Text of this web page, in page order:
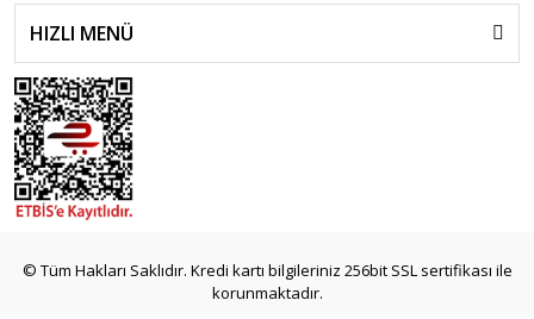
HIZLI MENÜ
© Tüm Hakları Saklıdır. Kredi kartı bilgileriniz 256bit SSL sertifikası ile
korunmaktadır.